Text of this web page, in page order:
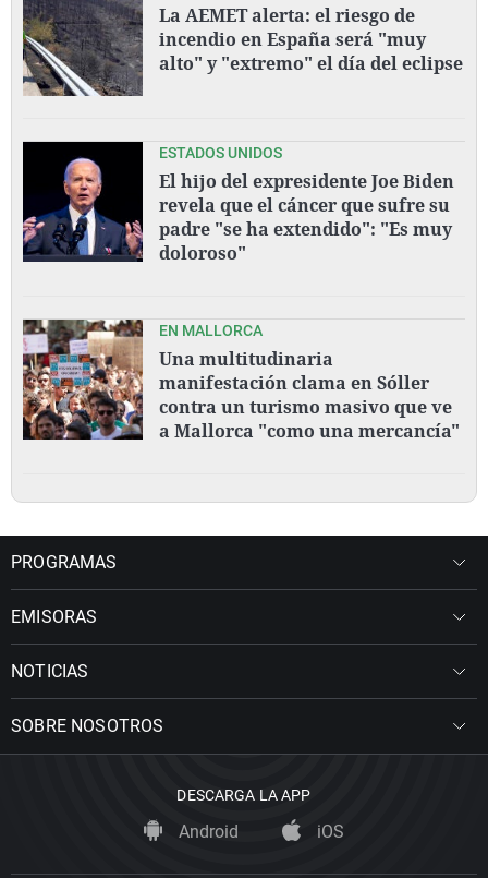
La AEMET alerta: el riesgo de
incendio en España será "muy
alto" y "extremo" el día del eclipse
ESTADOS UNIDOS
El hijo del expresidente Joe Biden
revela que el cáncer que sufre su
padre "se ha extendido": "Es muy
doloroso"
EN MALLORCA
Una multitudinaria
manifestación clama en Sóller
contra un turismo masivo que ve
a Mallorca "como una mercancía"
PROGRAMAS
EMISORAS
NOTICIAS
SOBRE NOSOTROS
DESCARGA LA APP
Android iOS